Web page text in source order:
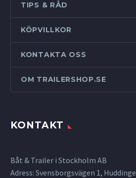
TIPS & RÅD
KÖPVILLKOR
KONTAKTA OSS
OM TRAILERSHOP.SE
KONTAKT
Båt & Trailer i Stockholm AB
Adress: Svensborgsvägen 1, Huddinge